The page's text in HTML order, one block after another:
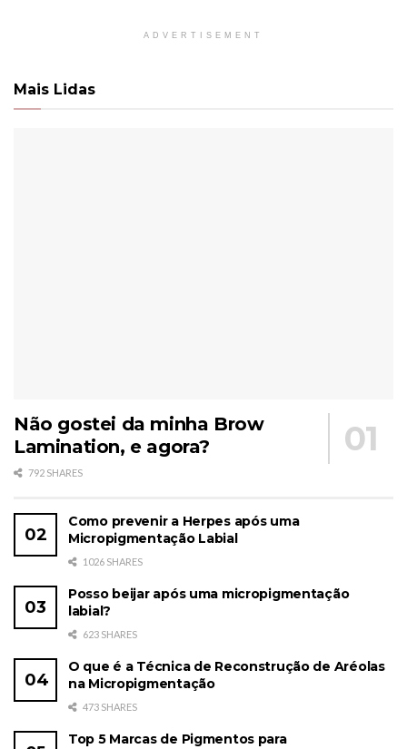
ADVERTISEMENT
Mais Lidas
Não gostei da minha Brow
Lamination, e agora?
792 SHARES
Como prevenir a Herpes após uma
Micropigmentação Labial
1026 SHARES
Posso beijar após uma micropigmentação
labial?
623 SHARES
O que é a Técnica de Reconstrução de Aréolas
na Micropigmentação
473 SHARES
Top 5 Marcas de Pigmentos para